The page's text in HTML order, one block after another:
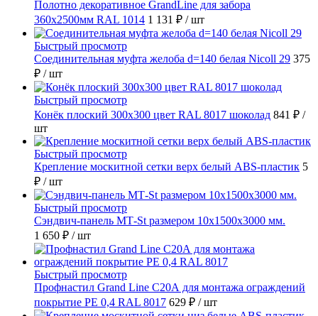
Полотно декоративное GrandLine для забора
360х2500мм RAL 1014 1 131 ₽ / шт
Быстрый просмотр
Соединительная муфта желоба d=140 белая Nicoll 29 375
₽ / шт
Быстрый просмотр
Конёк плоский 300х300 цвет RAL 8017 шоколад 841 ₽ /
шт
Быстрый просмотр
Крепление москитной сетки верх белый ABS-пластик 5
₽ / шт
Быстрый просмотр
Сэндвич-панель МТ-St размером 10х1500х3000 мм.
1 650 ₽ / шт
Быстрый просмотр
Профнастил Grand Line С20А для монтажа ограждений
покрытие РЕ 0,4 RAL 8017 629 ₽ / шт